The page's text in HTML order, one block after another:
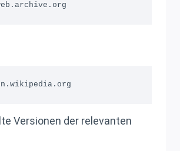
Versionen der relevanten